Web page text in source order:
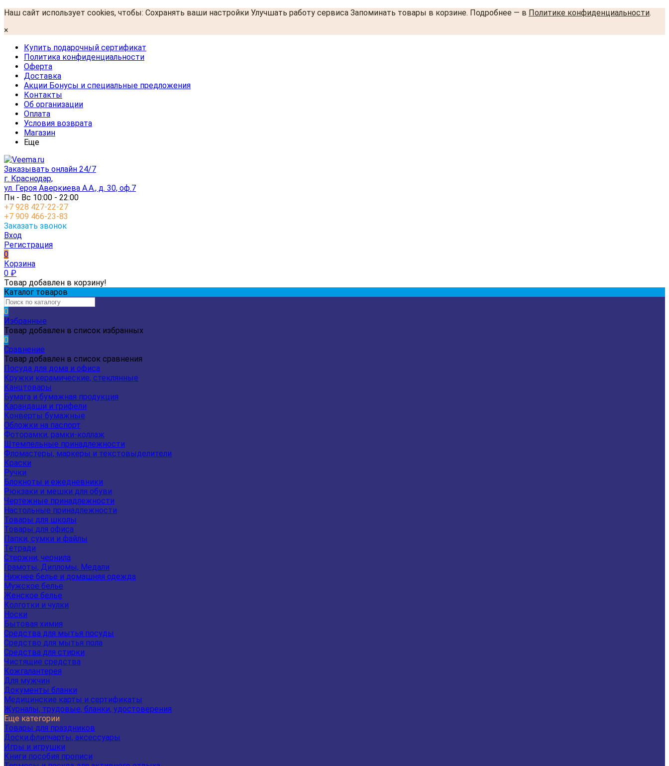
Наш сайт использует cookies, чтобы: Сохранять ваши настройки Улучшать работу сервиса Запоминать товары в корзине. Подробнее — в Политике конфиденциальности.
×
Купить подарочный сертификат
Политика конфиденциальности
Оферта
Доставка
Акции Бонусы и специальные предложения
Контакты
Об организации
Оплата
Условия возврата
Магазин
Еще
Заказывать онлайн 24/7
г. Краснодар,
ул. Героя Аверкиева А.А., д. 30, оф.7
Пн - Вс 10:00 - 22:00
+7 928 427-22-27
+7 909 466-23-83
Заказать звонок
Вход
Регистрация
0
Корзина
0 ₽
Товар добавлен в корзину!
Каталог товаров
0
Избранные
Товар добавлен в список избранных
0
Сравнение
Товар добавлен в список сравнения
Посуда для дома и офиса
Кружки керамические, стеклянные
Канцтовары
Бумага и бумажная продукция
Карандаши и грифели
Конверты бумажные
Обложки на паспорт
Фоторамки, рамки-коллаж
Штемпельные принадлежности
Фломастеры, маркеры и текстовыделители
Краски
Ручки
Блокноты и ежедневники
Рюкзаки и мешки для обуви
Чертежные принадлежности
Настольные принадлежности
Товары для школы
Товары для офиса
Папки, сумки и файлы
Тетради
Стержни, чернила
Грамоты, Дипломы, Медали
Нижнее белье и домашняя одежда
Мужское белье
Женское белье
Колготки и чулки
Носки
Бытовая химия
Средства для мытья посуды
Средство для мытья пола
Средства для стирки
Чистящие средства
Кожгалантерея
Для мужчин
Документы бланки
Медицинские карты и сертификаты
Журналы, трудовые, бланки, удостоверения
Еще категории
Товары для праздников
Доски,флипчарты, аксессуары
Игры и игрушки
Книги пособия прописи